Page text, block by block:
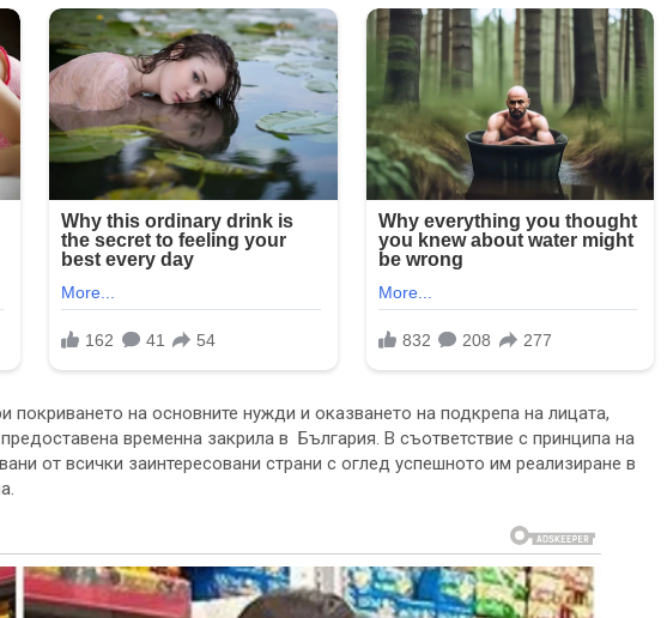
покриването на основните нужди и оказването на подкрепа на лицата,
временна закрила в България. В съответствие с принципа на
от всички заинтересовани страни с оглед успешното им реализиране в